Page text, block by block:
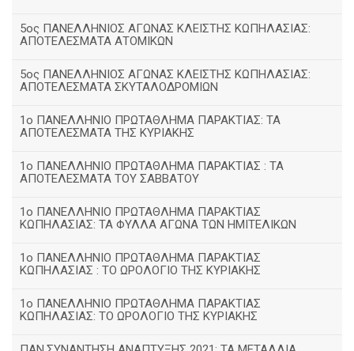
5ος ΠΑΝΕΛΛΗΝΙΟΣ ΑΓΩΝΑΣ ΚΛΕΙΣΤΗΣ ΚΩΠΗΛΑΣΙΑΣ:
ΑΠΟΤΕΛΕΣΜΑΤΑ ΑΤΟΜΙΚΩΝ
5ος ΠΑΝΕΛΛΗΝΙΟΣ ΑΓΩΝΑΣ ΚΛΕΙΣΤΗΣ ΚΩΠΗΛΑΣΙΑΣ:
ΑΠΟΤΕΛΕΣΜΑΤΑ ΣΚΥΤΑΛΟΔΡΟΜΙΩΝ
1ο ΠΑΝΕΛΛΗΝΙΟ ΠΡΩΤΑΘΛΗΜΑ ΠΑΡΑΚΤΙΑΣ: ΤΑ
ΑΠΟΤΕΛΕΣΜΑΤΑ ΤΗΣ ΚΥΡΙΑΚΗΣ
1ο ΠΑΝΕΛΛΗΝΙΟ ΠΡΩΤΑΘΛΗΜΑ ΠΑΡΑΚΤΙΑΣ : ΤΑ
ΑΠΟΤΕΛΕΣΜΑΤΑ ΤΟΥ ΣΑΒΒΑΤΟΥ
1ο ΠΑΝΕΛΛΗΝΙΟ ΠΡΩΤΑΘΛΗΜΑ ΠΑΡΑΚΤΙΑΣ
ΚΩΠΗΛΑΣΙΑΣ: ΤΑ ΦΥΛΛΑ ΑΓΩΝΑ ΤΩΝ ΗΜΙΤΕΛΙΚΩΝ
1ο ΠΑΝΕΛΛΗΝΙΟ ΠΡΩΤΑΘΛΗΜΑ ΠΑΡΑΚΤΙΑΣ
ΚΩΠΗΛΑΣΙΑΣ : ΤΟ ΩΡΟΛΟΓΙΟ ΤΗΣ ΚΥΡΙΑΚΗΣ
1o ΠΑΝΕΛΛΗΝΙΟ ΠΡΩΤΑΘΛΗΜΑ ΠΑΡΑΚΤΙΑΣ
ΚΩΠΗΛΑΣΙΑΣ: ΤΟ ΩΡΟΛΟΓΙΟ ΤΗΣ ΚΥΡΙΑΚΗΣ